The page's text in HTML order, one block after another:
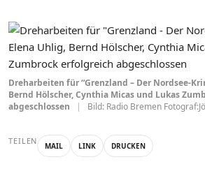
Dreharbeiten für “Grenzland – Der Nordsee-
Bernd Hölscher, Cynthia Micas und Lukas
abgeschlossen
| Bild: Radio Bremen
TEILEN MAIL LINK DRUCKEN